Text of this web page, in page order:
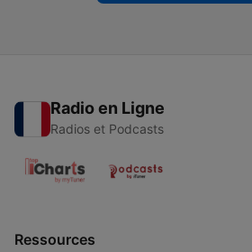
Radio en Ligne
Radios et Podcasts
Ressources